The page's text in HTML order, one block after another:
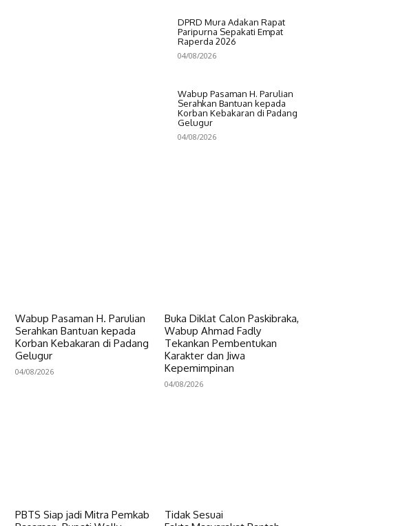
DPRD Mura Adakan Rapat
Paripurna Sepakati Empat
Raperda 2026
04/08/2026
Wabup Pasaman H. Parulian
Serahkan Bantuan kepada
Korban Kebakaran di Padang
Gelugur
04/08/2026
Wabup Pasaman H. Parulian
Serahkan Bantuan kepada
Korban Kebakaran di Padang
Gelugur
04/08/2026
Buka Diklat Calon Paskibraka,
Wabup Ahmad Fadly
Tekankan Pembentukan
Karakter dan Jiwa
Kepemimpinan
04/08/2026
PBTS Siap jadi Mitra Pemkab
Tidak Sesuai